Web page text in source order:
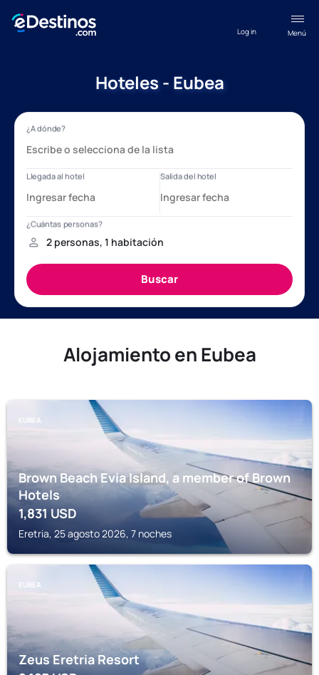
Menú
Log in
Hoteles - Eubea
Alojamiento en Eubea
EUBEA
Brown Beach Evia Island, a member of Brown
Hotels
1,831USD
Eretria, 25 agosto 2026, 7 noches
EUBEA
Zeus Eretria Resort